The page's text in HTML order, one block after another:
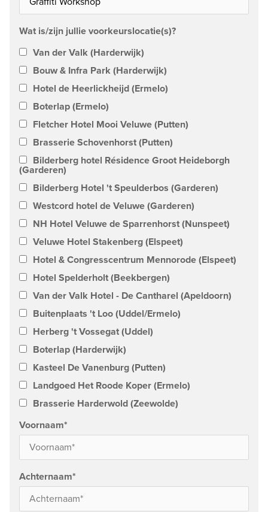
Wat is/zijn jullie voorkeurslocatie(s)?
Van der Valk (Harderwijk)
Bouw & Infra Park (Harderwijk)
Hotel de Heerlickheijd (Ermelo)
Boterlap (Ermelo)
Fletcher Hotel Mooi Veluwe (Putten)
Brasserie Schovenhorst (Putten)
Bilderberg hotel Résidence Groot Heideborgh
(Garderen)
Bilderberg Hotel 't Speulderbos (Garderen)
Westcord hotel de Veluwe (Garderen)
NH Hotel Veluwe de Sparrenhorst (Nunspeet)
Veluwe Hotel Stakenberg (Elspeet)
Hotel & Congresscentrum Mennorode (Elspeet)
Hotel Spelderholt (Beekbergen)
Van der Valk Hotel - De Cantharel (Apeldoorn)
Buitenplaats 't Loo (Uddel/Ermelo)
Herberg 't Vossegat (Uddel)
Boterlap (Harderwijk)
Kasteel De Vanenburg (Putten)
Landgoed Het Roode Koper (Ermelo)
Brasserie Harderwold (Zeewolde)
Voornaam*
Achternaam*